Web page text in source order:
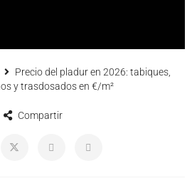
Precio del pladur en 2026: tabiques,
y trasdosados en €/m²
Compartir